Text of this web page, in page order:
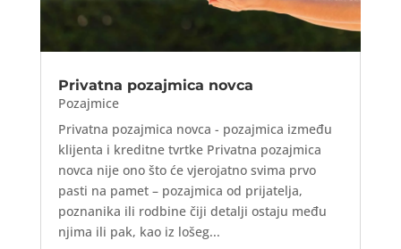
Privatna pozajmica novca
Pozajmice
Privatna pozajmica novca - pozajmica između
klijenta i kreditne tvrtke Privatna pozajmica
novca nije ono što će vjerojatno svima prvo
pasti na pamet – pozajmica od prijatelja,
poznanika ili rodbine čiji detalji ostaju među
njima ili pak, kao iz lošeg...